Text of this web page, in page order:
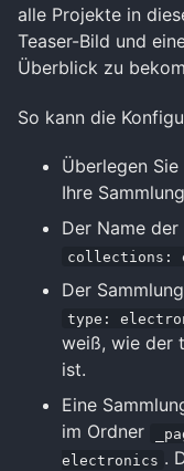
alle Projekte in
Teaser-Bild und
Überblick zu
So kann die
Überlegen
Ihre
Der Name
collections:
Der
type:
weiß, wie der
ist.
Eine
im Ordner
electronics .